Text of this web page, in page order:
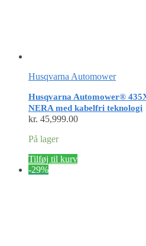
Husqvarna Automower
Husqvarna Automower®
NERA med kabelfri teknologi
kr. 45,999.00
På lager
Tilføj til kurv
-29%